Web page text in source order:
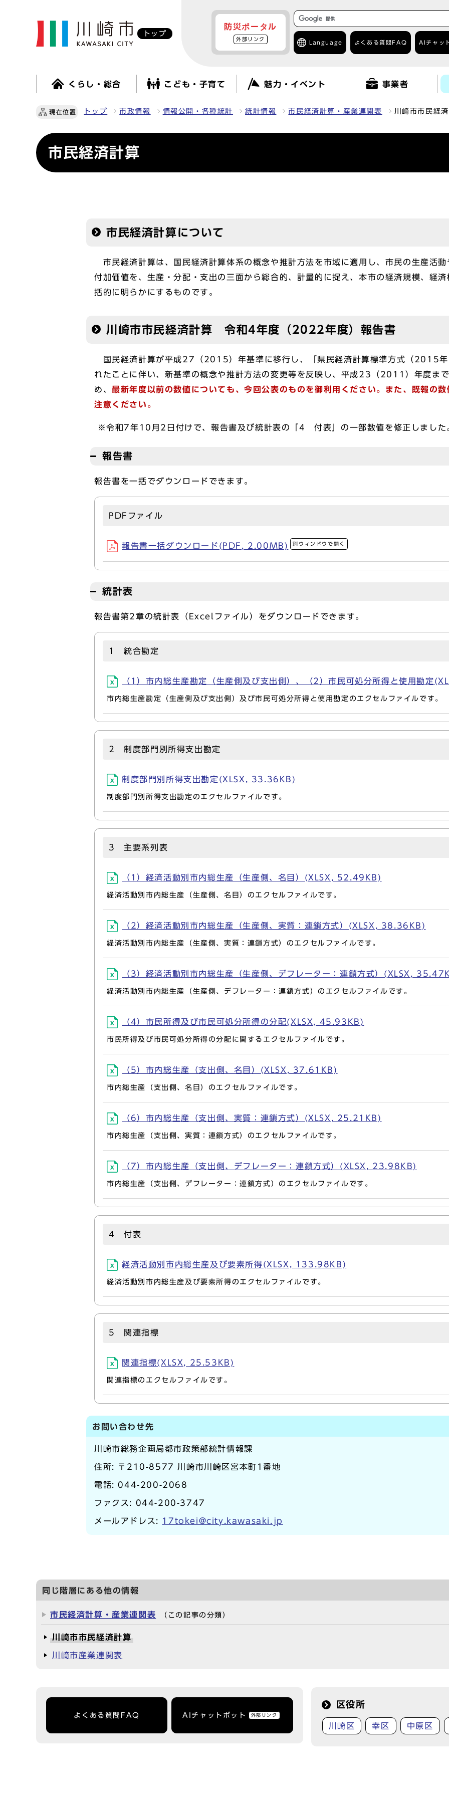
トップ
防災ポータル
外部リンク
Language よくある質問 FAQ AIチャッ
くらし・総合 こども・子育て 魅力・イベント 事業者
現在位置 トップ 市政情報 情報公開・各種統計 統計情報 市民経済計算・産業連関表 川崎市市民経
市民経済計算
市民経済計算について
市民経済計算は、国民経済計算体系の概念や推計方法を市域に適用し、市民の生産活
付加価値を、生産・分配・支出の三面から総合的、計量的に捉え、本市の経済規模、経
括的に明らかにするものです。
川崎市市民経済計算 令和4年度（2022年度）報告書
国民経済計算が平成27（2015）年基準に移行し、「県民経済計算標準方式（2015
れたことに伴い、新基準の概念や推計方法の変更等を反映し、平成23（2011）年度ま
め、最新年度以前の数値についても、今回公表のものを御利用ください。また、既報の
注意ください。
※令和7年10月2日付けで、報告書及び統計表の「4 付表」の一部数値を修正しました
報告書
報告書を一括でダウンロードできます。
PDFファイル
報告書一括ダウンロード(PDF, 2.00MB) 別ウィンドウで開く
統計表
報告書第2章の統計表（Excelファイル）をダウンロードできます。
1 統合勘定
（1）市内総生産勘定（生産側及び支出側）、（2）市民可処分所得と使用勘定
市内総生産勘定（生産側及び支出側）及び市民可処分所得と使用勘定のエクセルファイルです。
2 制度部門別所得支出勘定
制度部門別所得支出勘定(XLSX, 33.36KB)
制度部門別所得支出勘定のエクセルファイルです。
3 主要系列表
（1）経済活動別市内総生産（生産側、名目）(XLSX, 52.49KB)
経済活動別市内総生産（生産側、名目）のエクセルファイルです。
（2）経済活動別市内総生産（生産側、実質：連鎖方式）(XLSX, 38.36KB)
経済活動別市内総生産（生産側、実質：連鎖方式）のエクセルファイルです。
（3）経済活動別市内総生産（生産側、デフレーター：連鎖方式）(XLSX,
経済活動別市内総生産（生産側、デフレーター：連鎖方式）のエクセルファイルです。
（4）市民所得及び市民可処分所得の分配(XLSX, 45.93KB)
市民所得及び市民可処分所得の分配に関するエクセルファイルです。
（5）市内総生産（支出側、名目）(XLSX, 37.61KB)
市内総生産（支出側、名目）のエクセルファイルです。
（6）市内総生産（支出側、実質：連鎖方式）(XLSX, 25.21KB)
市内総生産（支出側、実質：連鎖方式）のエクセルファイルです。
（7）市内総生産（支出側、デフレーター：連鎖方式）(XLSX, 23.98KB)
市内総生産（支出側、デフレーター：連鎖方式）のエクセルファイルです。
4 付表
経済活動別市内総生産及び要素所得(XLSX, 133.98KB)
経済活動別市内総生産及び要素所得のエクセルファイルです。
5 関連指標
関連指標(XLSX, 25.53KB)
関連指標のエクセルファイルです。
お問い合わせ先
川崎市総務企画局都市政策部統計情報課
住所: 〒210-8577 川崎市川崎区宮本町1番地
電話: 044-200-2068
ファクス: 044-200-3747
メールアドレス: 17tokei@city.kawasaki.jp
同じ階層にある他の情報
市民経済計算・産業連関表 （この記事の分類）
川崎市市民経済計算
川崎市産業連関表
よくある質問FAQ AIチャットボット 外部リンク
区役所
川崎区 幸区 中原区